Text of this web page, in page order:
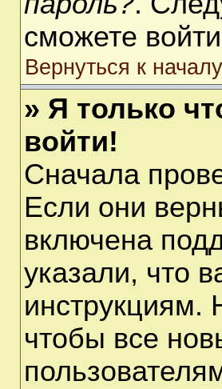
сможете
Вернуться к началу
» Я только
войти!
Сначала
Если они
включена
указали, что
инструкциям.
чтобы все